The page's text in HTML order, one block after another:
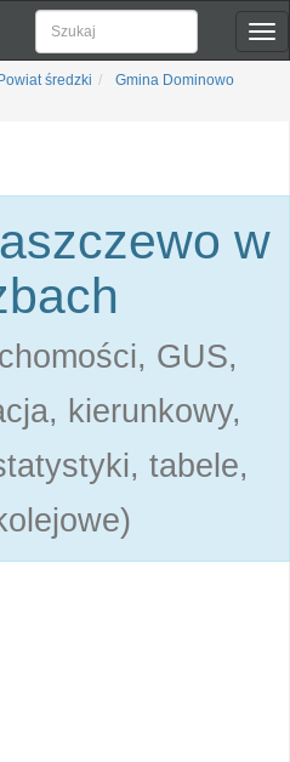
Powiat średzki
Gmina Dominowo
w
GUS,
kierunkowy,
tabele,